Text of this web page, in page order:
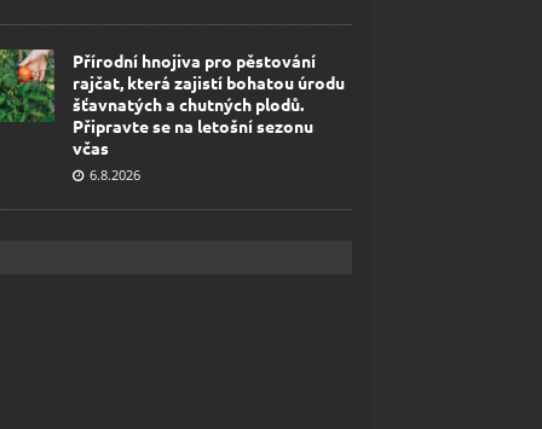
Přírodní hnojiva pro pěstování
rajčat, která zajistí bohatou úrodu
šťavnatých a chutných plodů.
Připravte se na letošní sezonu
včas
6.8.2026